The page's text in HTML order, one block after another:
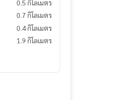
0.5 กิโลเมตร
0.7 กิโลเมตร
0.4 กิโลเมตร
1.9 กิโลเมตร